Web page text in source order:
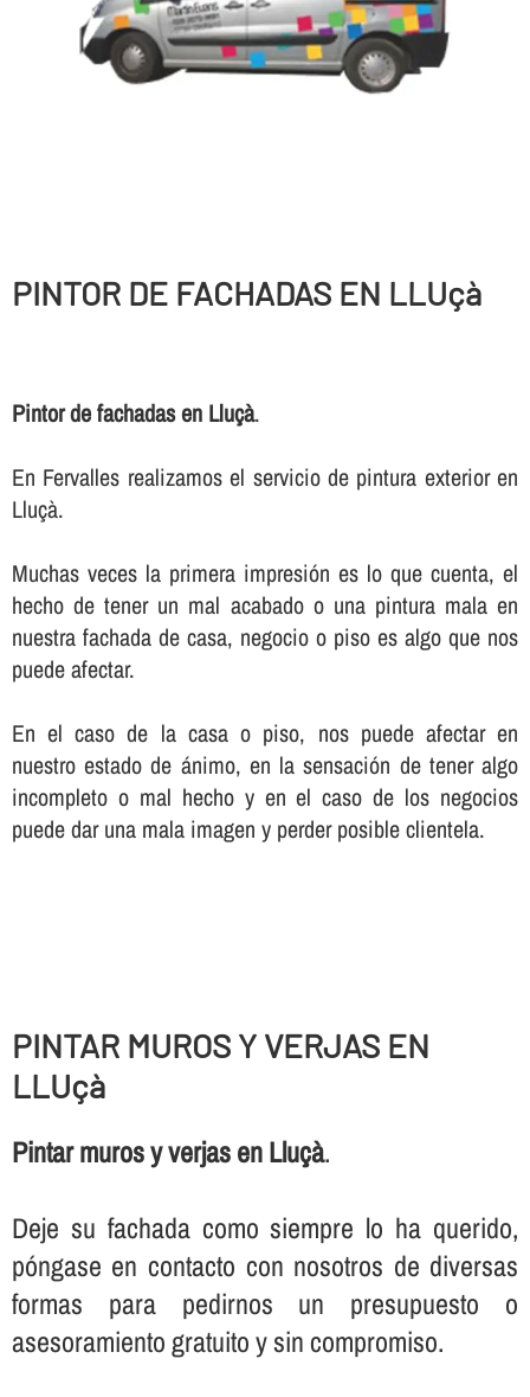
PINTOR DE FACHADAS EN LLUçà
Pintor de fachadas en Lluçà.
En Fervalles realizamos el servicio de pintura exterior en
Lluçà.
Muchas veces la primera impresión es lo que cuenta, el
hecho de tener un mal acabado o una pintura mala en
nuestra fachada de casa, negocio o piso es algo que nos
puede afectar.
En el caso de la casa o piso, nos puede afectar en
nuestro estado de ánimo, en la sensación de tener algo
incompleto o mal hecho y en el caso de los negocios
puede dar una mala imagen y perder posible clientela.
PINTAR MUROS Y VERJAS EN
LLUçà
Pintar muros y verjas en Lluçà.
Deje su fachada como siempre lo ha querido,
póngase en contacto con nosotros de diversas
formas para pedirnos un presupuesto o
asesoramiento gratuito y sin compromiso.